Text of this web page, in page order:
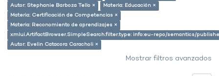
Autor: Stephanie Barboza Tello ×
Materia: Educación ×
Materia: Certificación de Competencias ×
Materia: Reconomiento de aprendizajes ×
xmlui.ArtifactBrowser.SimpleSearch.filter.type: info:eu-repo/semantics/
Autor: Evelin Catacora Caracholi ×
Mostrar filtros avanzados